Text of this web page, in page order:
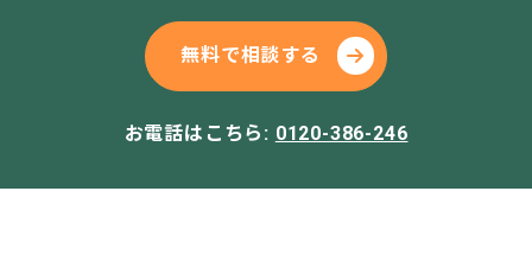
無料で相談する
お電話はこちら: 0120-386-246